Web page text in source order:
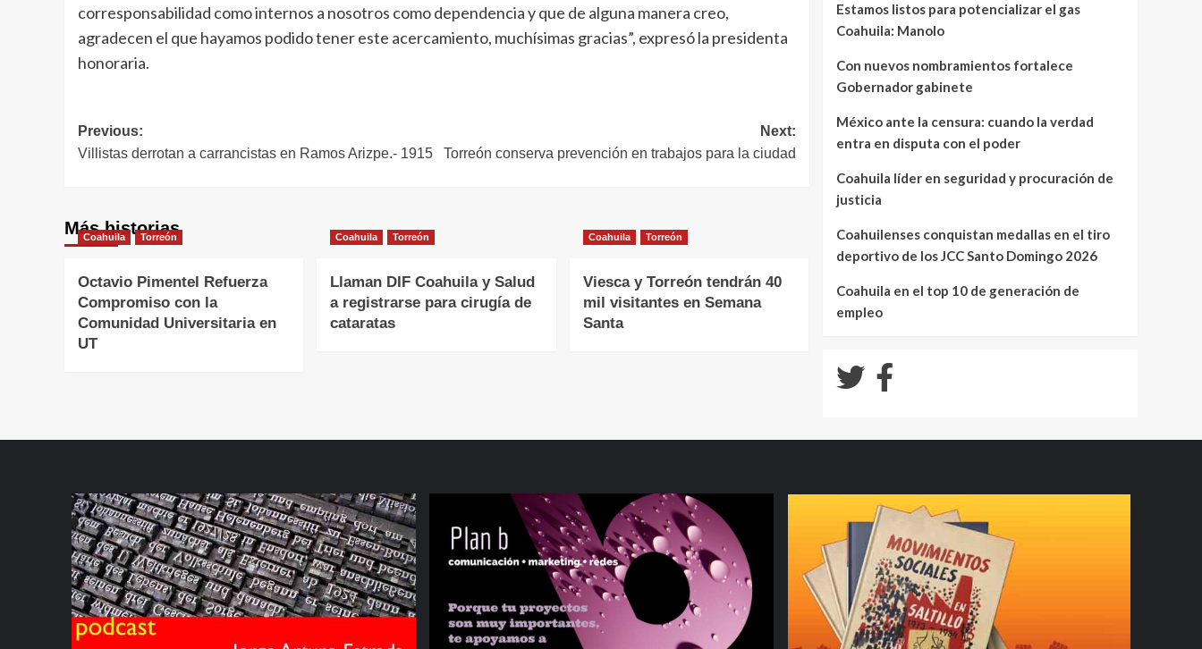
corresponsabilidad como internos a nosotros como dependencia y que de alguna manera creo,
agradecen el que hayamos podido tener este acercamiento, muchísimas gracias”, expresó la presidenta
honoraria.
Navegación
de
Previous:
Villistas derrotan a carrancistas en Ramos Arizpe.- 1915
Next:
Torreón conserva prevención en trabajos para la ciudad
Más historias
Coahuila Torreón
Octavio Pimentel Refuerza
Compromiso con la
Comunidad Universitaria en
UT
Coahuila Torreón
Llaman DIF Coahuila y Salud
a registrarse para cirugía de
cataratas
Coahuila Torreón
Viesca y Torreón tendrán 40
mil visitantes en Semana
Santa
Estamos listos para potencializar el gas
Coahuila: Manolo
Con nuevos nombramientos fortalece
Gobernador gabinete
México ante la censura: cuando la verdad
entra en disputa con el poder
Coahuila líder en seguridad y procuración de
justicia
Coahuilenses conquistan medallas en el tiro
deportivo de los JCC Santo Domingo 2026
Coahuila en el top 10 de generación de
empleo